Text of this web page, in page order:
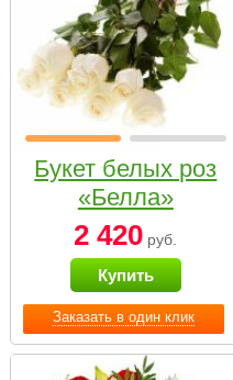
Заказать в один клик
Букет белых роз
«Белла»
2 420 руб.
Купить